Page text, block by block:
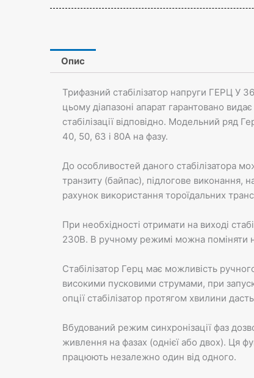
Опис
Трифазний стабілізатор напруги ГЕРЦ У
цьому діапазоні апарат гарантовано
стабілізації відповідно. Модельний ряд
40, 50, 63 і 80А на фазу.
До особливостей даного стабілізатора
транзиту (байпас), підлогове виконання,
рахунок використання тороїдальних
При необхідності отримати на виході
230В. В ручному режимі можна поміняти
Стабілізатор Герц має можливість
високими пусковими струмами, при
опції стабілізатор протягом хвилини
Вбудований режим синхронізації фаз
живлення на фазах (однієї або двох). Ця
працюють незалежно один від одного.